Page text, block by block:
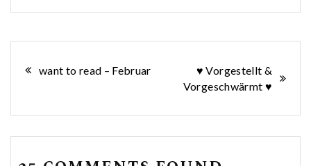
Beitragsnavigation
want to read – Februar
♥ Vorgestellt &
Vorgeschwärmt ♥